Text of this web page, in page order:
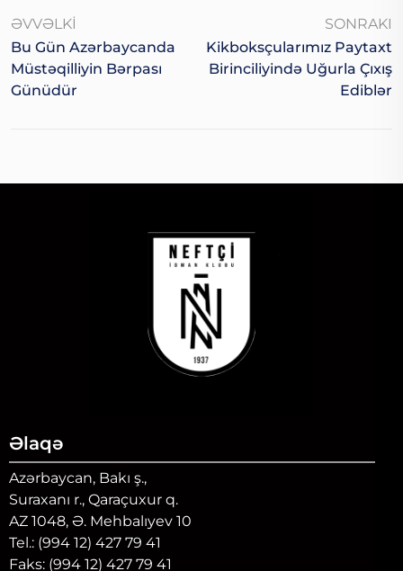
ƏVVƏLKI
Bu Gün Azərbaycanda
Müstəqilliyin Bərpası
Günüdür
SONRAKI
Kikboksçularımız Paytaxt
Birinciliyində Uğurla Çıxış
Ediblər
Əlaqə
Azərbaycan, Bakı ş.,
Suraxanı r., Qaraçuxur q.
AZ 1048, Ə. Mehbalıyev 10
Tel.: (994 12) 427 79 41
Faks: (994 12) 427 79 41